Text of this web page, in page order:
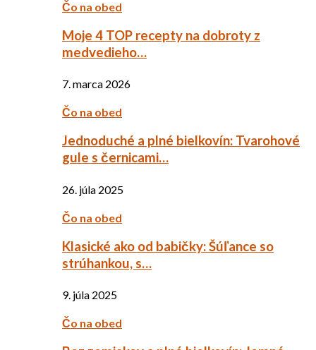
Čo na obed
Moje 4 TOP recepty na dobroty z
medvedieho…
7. marca 2026
Čo na obed
Jednoduché a plné bielkovín: Tvarohové
gule s černicami…
26. júla 2025
Čo na obed
Klasické ako od babičky: Šúľance so
strúhankou, s…
9. júla 2025
Čo na obed